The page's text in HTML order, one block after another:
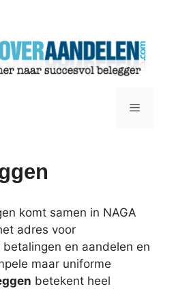
Menu
komt samen in NAGA
adres voor
en aandelen en
maar uniforme
betekent heel